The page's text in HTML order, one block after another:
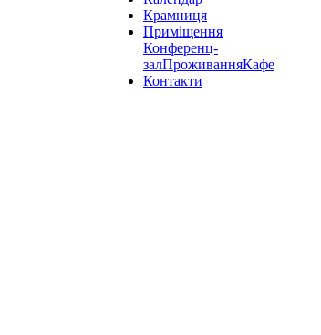
Крамниця
Приміщення
Конференц-
залПроживанняКафе
Контакти